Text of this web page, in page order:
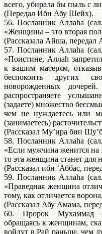
всего, убирала бы пыль с
(Передал Ибн Абу Шейх).
56. Посланник Аллаhа
«Женщины – это вторая
(Рассказала Айша, передал
57. Посланник Аллаhа
«Поистине, Аллаh
к вашим матерям,
беспокоить других
новорожденных
распространяете
(задаете) множество
чем не нуждаетесь или
(занимаетесь)
(Рассказал Му’ира бин
58. Посланник Аллаhа
«Если мужчина женится
то эта женщина станет для
(Рассказал ибн ‘Аббас,
59. Посланник Аллаhа
«Праведная женщина
тому, как отличается
(Рассказал Абу Амама,
60. Пророк Мухаммад
обращаясь к женщинам,
войдут в Рай раньше, чем